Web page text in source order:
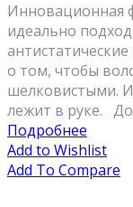
Инновационная
идеально
о том, чтобы
шелковистыми.
лежит в руке.
Подробнее
Add to Wishlist
Add To Compare